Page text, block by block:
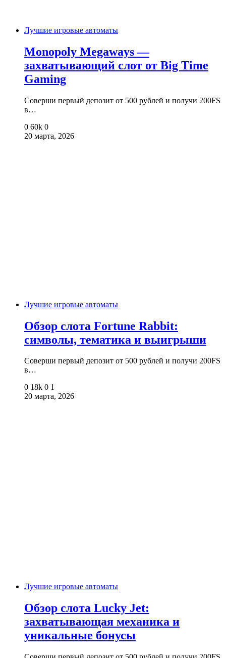
Лучшие игровые автоматы
Monopoly Megaways —
захватывающий слот от Big Time
Gaming
Соверши первый депозит от 500 рублей и получи 200FS
в…
0 60k 0
20 марта, 2026
Лучшие игровые автоматы
Обзор слота Fortune Rabbit:
символы, тематика и выигрыши
Соверши первый депозит от 500 рублей и получи 200FS
в…
0 18k 0 1
20 марта, 2026
Лучшие игровые автоматы
Обзор слота Lucky Jet:
захватывающая механика и
уникальные бонусы